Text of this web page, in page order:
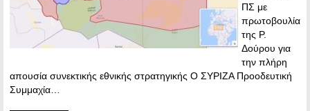
ΠΣ με
πρωτοβουλία
της Ρ.
Δούρου για
την πλήρη
απουσία συνεκτικής εθνικής στρατηγικής Ο ΣΥΡΙΖΑ Προοδευτική
Συμμαχία…